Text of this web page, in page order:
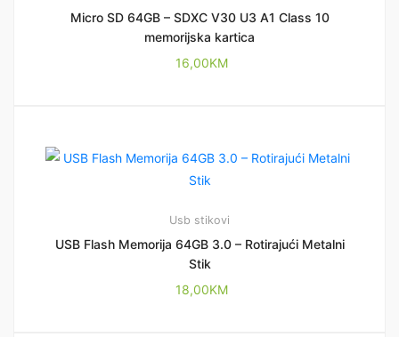
Micro SD 64GB – SDXC V30 U3 A1 Class 10
memorijska kartica
16,00KM
Usb stikovi
USB Flash Memorija 64GB 3.0 – Rotirajući Metalni
Stik
18,00KM